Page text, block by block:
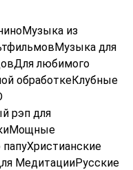
из
для
любимого
обработкеКлубные
рэп для
МедитацииРусские